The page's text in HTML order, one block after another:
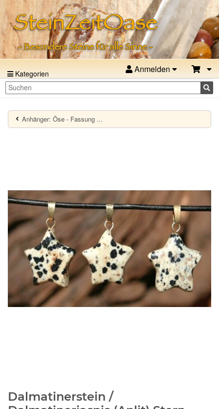
Kategorien Anmelden
Anhänger: Öse - Fassung ...
Dalmatinerstein /